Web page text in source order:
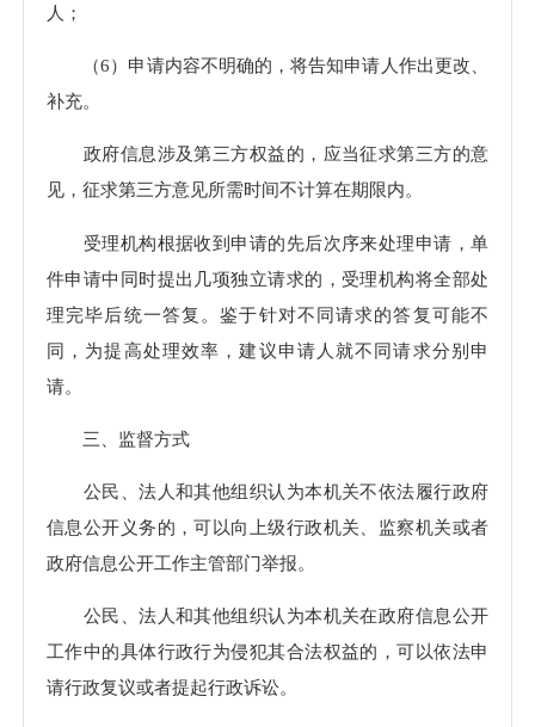
人；
（6）申请内容不明确的，将告知申请人作出更改、
补充。
政府信息涉及第三方权益的，应当征求第三方的意
见，征求第三方意见所需时间不计算在期限内。
受理机构根据收到申请的先后次序来处理申请，单
件申请中同时提出几项独立请求的，受理机构将全部处
理完毕后统一答复。鉴于针对不同请求的答复可能不
同，为提高处理效率，建议申请人就不同请求分别申
请。
三、监督方式
公民、法人和其他组织认为本机关不依法履行政府
信息公开义务的，可以向上级行政机关、监察机关或者
政府信息公开工作主管部门举报。
公民、法人和其他组织认为本机关在政府信息公开
工作中的具体行政行为侵犯其合法权益的，可以依法申
请行政复议或者提起行政诉讼。